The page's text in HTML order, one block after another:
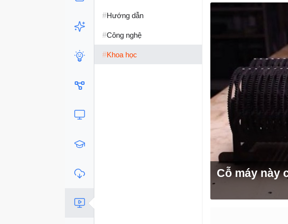
#Hướng dẫn
#Công nghệ
#Khoa học
Cỗ máy này